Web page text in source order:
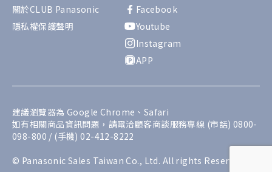
關於CLUB Panasonic
隱私權保護聲明
Facebook
Youtube
Instagram
APP
建議瀏覽器為 Google Chrome、Safari
如有相關商品資訊問題，請電洽顧客商談服務專線 (市話) 0800-
098-800 / (手機) 02-412-8222
© Panasonic Sales Taiwan Co., Ltd. All rights Reserved.